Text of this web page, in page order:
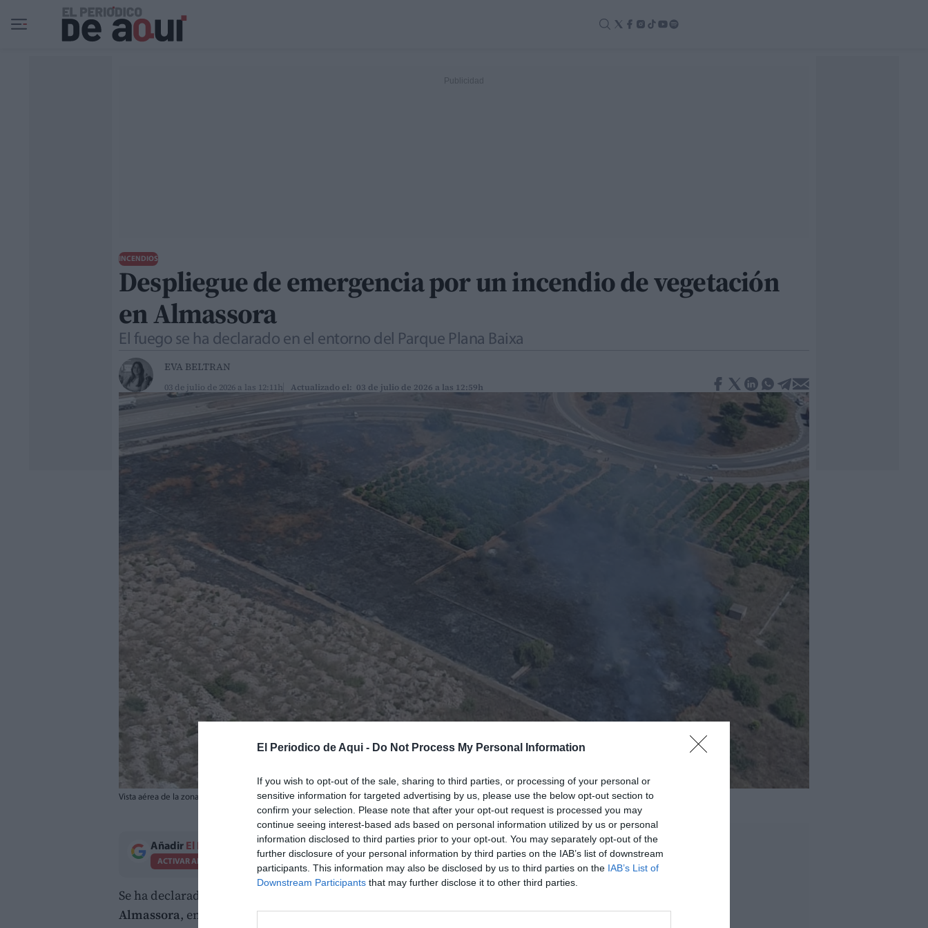
El Periodico de Aqui - Do Not Process My Personal Information
If you wish to opt-out of the sale, sharing to third parties, or processing of your personal or
sensitive information for targeted advertising by us, please use the below opt-out section to
confirm your selection. Please note that after your opt-out request is processed you may
continue seeing interest-based ads based on personal information utilized by us or personal
information disclosed to third parties prior to your opt-out. You may separately opt-out of the
further disclosure of your personal information by third parties on the IAB’s list of downstream
participants. This information may also be disclosed by us to third parties on the IAB’s List of
Downstream Participants that may further disclose it to other third parties.
Ir al contenido principal
INCENDIOS
Despliegue de emergencia por un incendio de vegetación
en Almassora
El fuego se ha declarado en el entorno del Parque Plana Baixa
EVA BELTRAN
03 de julio de 2026 a las 12:11h Actualizado el: 03 de julio de 2026 a las 12:59h
Vista aérea de la zona afectada por el incendio de vegetación en Almassora.
Añadir El Periodico de Aquí como fuente preferida de Google de forma gratuita.
ACTIVAR AHORA
Se ha declarado un
Almassora, en la zona delParque Plana Baixa, según ha informado el